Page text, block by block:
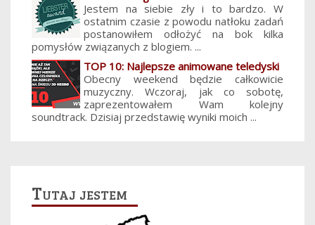
Jestem na siebie zły i to bardzo. W
ostatnim czasie z powodu natłoku zadań
postanowiłem odłożyć na bok kilka
pomysłów związanych z blogiem. ...
TOP 10: Najlepsze animowane teledyski
Obecny weekend będzie całkowicie
muzyczny. Wczoraj, jak co sobotę,
zaprezentowałem Wam kolejny
soundtrack. Dzisiaj przedstawię wyniki moich ...
Tutaj jestem